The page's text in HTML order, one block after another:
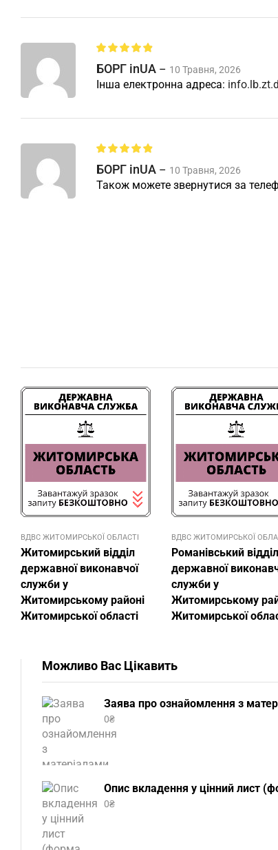
БОРГ inUA – 10 Травня, 2026
Інша електронна адреса:
БОРГ inUA – 10 Травня, 2026
Також можете звернутися за
ВДВС ЖИТОМИРСЬКОЇ ОБЛАСТІ
Житомирський відділ
державної виконавчої
служби у
Житомирському районі
Житомирської області
ВДВС ЖИТОМИРСЬКОЇ
Романівський відділ
державної
служби у
Житомирському
Житомирської
Можливо Вас Цікавить
Заява про ознайомлення з
0₴
Опис вкладення у цінний лист
0₴